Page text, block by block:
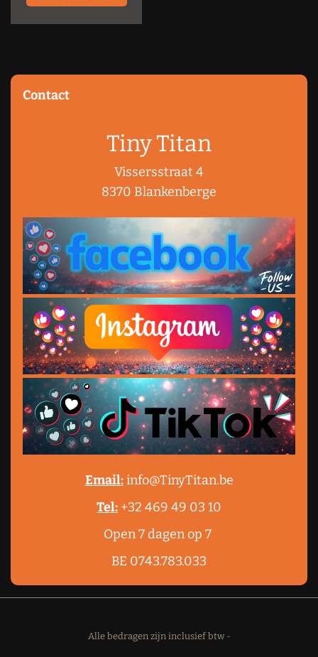
Contact
Tiny Titan
Vissersstraat 4
8370 Blankenberge
Email:info@TinyTitan.be
Tel: +32 469 49 03 10
Open 7 dagen op 7
BE 0743.783.033
Alle bedragen zijn inclusief btw -